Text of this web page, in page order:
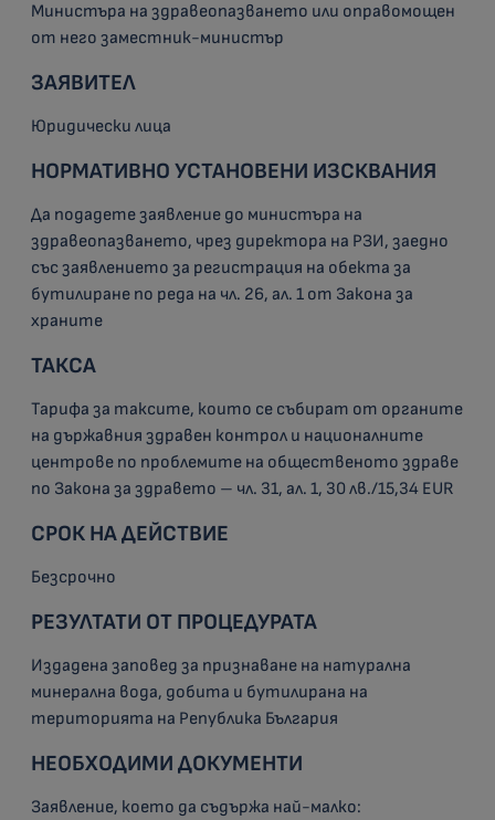
Министъра на здравеопазването или оправомощен
от него заместник-министър
ЗАЯВИТЕЛ
Юридически лица
НОРМАТИВНО УСТАНОВЕНИ ИЗСКВАНИЯ
Да подадете заявление до министъра на
здравеопазването, чрез директора на РЗИ, заедно
със заявлението за регистрация на обекта за
бутилиране по реда на чл. 26, ал. 1 от Закона за
храните
ТАКСА
Тарифа за таксите, които се събират от органите
на държавния здравен контрол и националните
центрове по проблемите на общественото здраве
по Закона за здравето – чл. 31, ал. 1, 30 лв./15,34 EUR
СРОК НА ДЕЙСТВИЕ
Безсрочно
РЕЗУЛТАТИ ОТ ПРОЦЕДУРАТА
Издадена заповед за признаване на натурална
минерална вода, добита и бутилирана на
територията на Република България
НЕОБХОДИМИ ДОКУМЕНТИ
Заявление, което да съдържа най-малко: